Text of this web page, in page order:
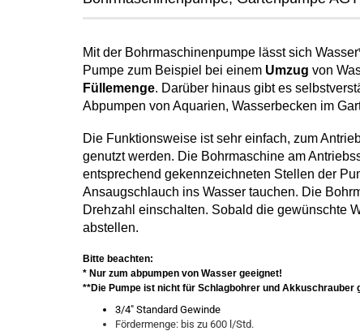
Mit der Bohrmaschinenpumpe lässt sich Wasser
Pumpe zum Beispiel bei einem Umzug von
Füllemenge. Darüber hinaus gibt es
Abpumpen von Aquarien, Wasserbecken im
Die Funktionsweise ist sehr einfach, zum
genutzt werden. Die Bohrmaschine am
entsprechend gekennzeichneten Stellen der
Ansaugschlauch ins Wasser tauchen. Die
Drehzahl einschalten. Sobald die gewünschte
abstellen.
Bitte beachten:
* Nur zum abpumpen von Wasser geeignet!
**Die Pumpe ist nicht für Schlagbohrer und Akkuschrauber
3/4" Standard Gewinde
Fördermenge: bis zu 600 l/Std.